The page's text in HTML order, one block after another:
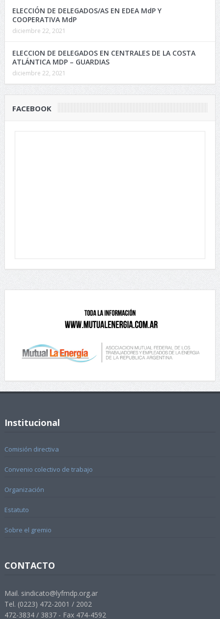
ELECCIÓN DE DELEGADOS/AS EN EDEA MdP Y
COOPERATIVA MdP
diciembre 22, 2021
ELECCION DE DELEGADOS EN CENTRALES DE LA COSTA
ATLÁNTICA MDP – GUARDIAS
diciembre 22, 2021
FACEBOOK
Institucional
Comisión directiva
Convenio colectivo de trabajo
Organización
Estatuto
Sobre el gremio
CONTACTO
Mail. sindicato@lyfmdp.org.ar
Tel. (0223) 472-2001 / 2002
472-3834 / 3837 - Fax 474-4592